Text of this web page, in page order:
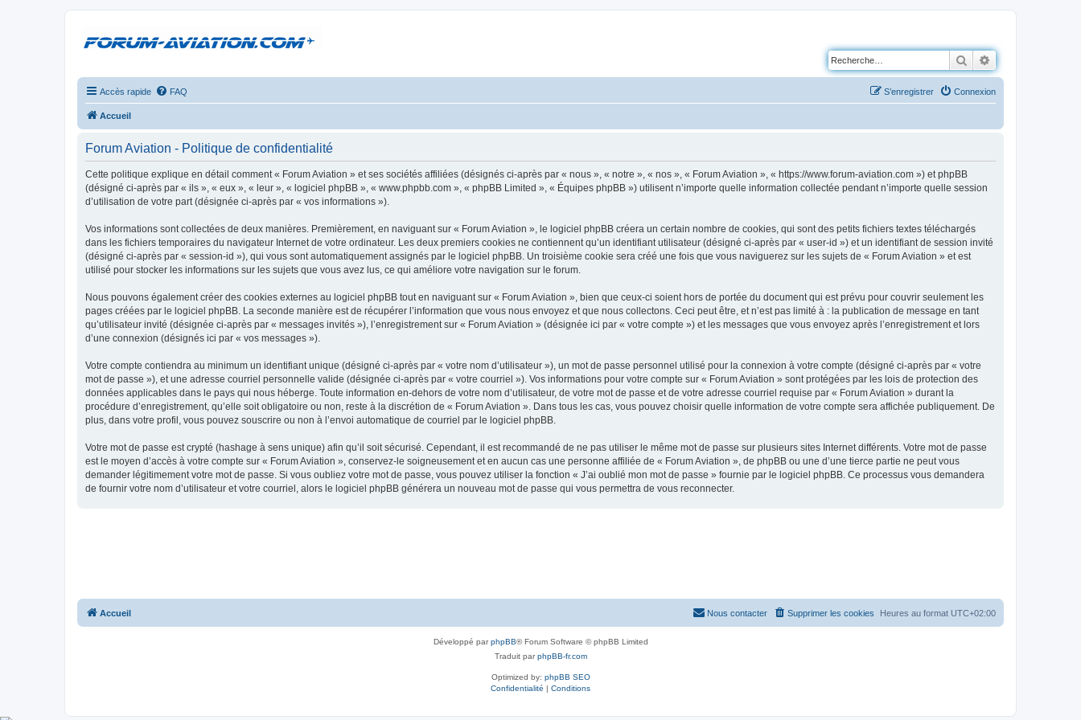
Rechercher
Accès rapide FAQ Connexion
S’enregistrer
Accueil
Forum Aviation - Politique de confidentialité
Cette politique explique en détail comment « Forum Aviation » et ses sociétés affiliées (désignés ci-après par « nous », « notre », « nos », « Forum Aviation », « https://www.forum-aviation.com ») et phpBB
(désigné ci-après par « ils », « eux », « leur », « logiciel phpBB », « www.phpbb.com », « phpBB Limited », « Équipes phpBB ») utilisent n’importe quelle information collectée pendant n’importe quelle session
d’utilisation de votre part (désignée ci-après par « vos informations »).
Vos informations sont collectées de deux manières. Premièrement, en naviguant sur « Forum Aviation », le logiciel phpBB créera un certain nombre de cookies, qui sont des petits fichiers textes téléchargés
dans les fichiers temporaires du navigateur Internet de votre ordinateur. Les deux premiers cookies ne contiennent qu’un identifiant utilisateur (désigné ci-après par « user-id ») et un identifiant de session invité
(désigné ci-après par « session-id »), qui vous sont automatiquement assignés par le logiciel phpBB. Un troisième cookie sera créé une fois que vous naviguerez sur les sujets de « Forum Aviation » et est
utilisé pour stocker les informations sur les sujets que vous avez lus, ce qui améliore votre navigation sur le forum.
Nous pouvons également créer des cookies externes au logiciel phpBB tout en naviguant sur « Forum Aviation », bien que ceux-ci soient hors de portée du document qui est prévu pour couvrir seulement les
pages créées par le logiciel phpBB. La seconde manière est de récupérer l’information que vous nous envoyez et que nous collectons. Ceci peut être, et n’est pas limité à : la publication de message en tant
qu’utilisateur invité (désignée ci-après par « messages invités »), l’enregistrement sur « Forum Aviation » (désignée ici par « votre compte ») et les messages que vous envoyez après l’enregistrement et lors
d’une connexion (désignés ici par « vos messages »).
Votre compte contiendra au minimum un identifiant unique (désigné ci-après par « votre nom d’utilisateur »), un mot de passe personnel utilisé pour la connexion à votre compte (désigné ci-après par « votre
mot de passe »), et une adresse courriel personnelle valide (désignée ci-après par « votre courriel »). Vos informations pour votre compte sur « Forum Aviation » sont protégées par les lois de protection des
données applicables dans le pays qui nous héberge. Toute information en-dehors de votre nom d’utilisateur, de votre mot de passe et de votre adresse courriel requise par « Forum Aviation » durant la
procédure d’enregistrement, qu’elle soit obligatoire ou non, reste à la discrétion de « Forum Aviation ». Dans tous les cas, vous pouvez choisir quelle information de votre compte sera affichée publiquement. De
plus, dans votre profil, vous pouvez souscrire ou non à l’envoi automatique de courriel par le logiciel phpBB.
Votre mot de passe est crypté (hashage à sens unique) afin qu’il soit sécurisé. Cependant, il est recommandé de ne pas utiliser le même mot de passe sur plusieurs sites Internet différents. Votre mot de passe
est le moyen d’accès à votre compte sur « Forum Aviation », conservez-le soigneusement et en aucun cas une personne affiliée de « Forum Aviation », de phpBB ou une d’une tierce partie ne peut vous
demander légitimement votre mot de passe. Si vous oubliez votre mot de passe, vous pouvez utiliser la fonction « J’ai oublié mon mot de passe » fournie par le logiciel phpBB. Ce processus vous demandera
de fournir votre nom d’utilisateur et votre courriel, alors le logiciel phpBB générera un nouveau mot de passe qui vous permettra de vous reconnecter.
Accueil Heures au format UTC+02:00
Supprimer les cookies
Nous contacter
Développé parphpBB® Forum Software © phpBB Limited
Traduit parphpBB-fr.com
Optimized by: phpBB SEO
Confidentialité | Conditions